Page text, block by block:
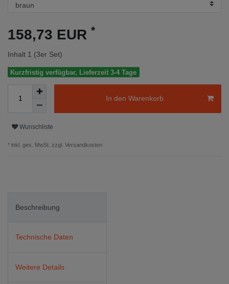
158,73 EUR *
Inhalt 1 (3er Set)
Kurzfristig verfügbar, Lieferzeit 3-4 Tage
In den Warenkorb
Wunschliste
* inkl. ges. MwSt. zzgl. Versandkosten
Beschreibung
Technische Daten
Weitere Details